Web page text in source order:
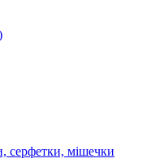
серфетки, мішечки